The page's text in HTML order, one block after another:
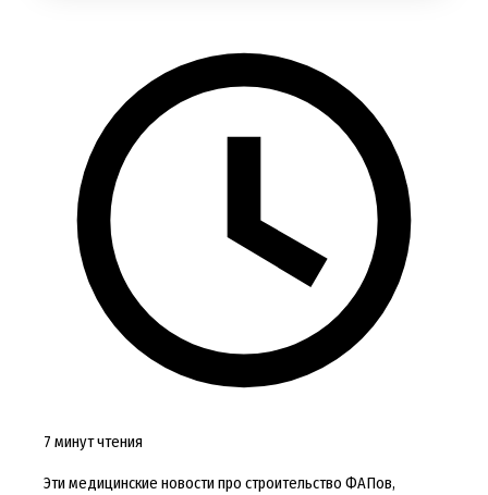
7 минут чтения
Эти медицинские новости про строительство ФАПов,